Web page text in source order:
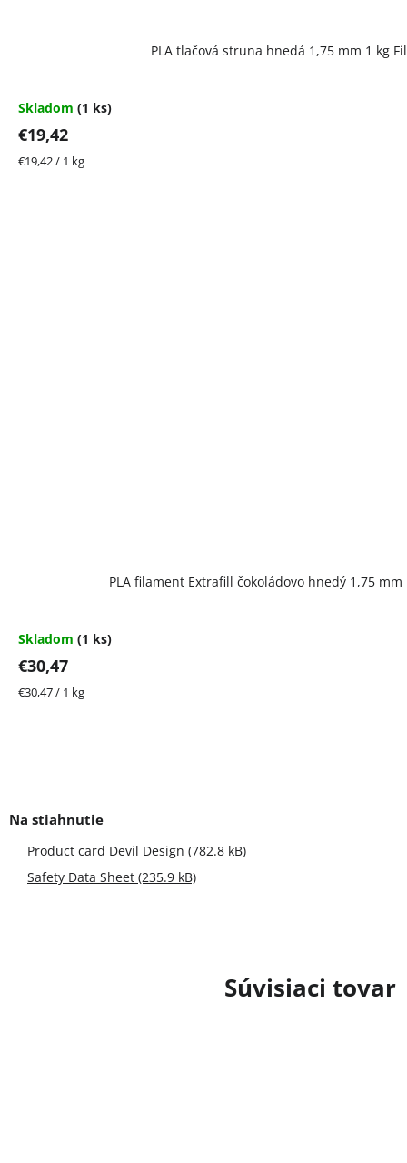
Súvisiaci tovar
PLA tlačová struna hnedá 1,75 mm 1 kg
5,0
5
hviezdičiek.
Skladom (1 ks)
€19,42
Jednotková
€19,42 / 1 kg
PLA filament Extrafill čokoládovo hnedý 1,75
Skladom (1 ks)
€30,47
Jednotková
€30,47 / 1 kg
Product card Devil Design (782.8 kB)
Safety Data Sheet (235.9 kB)